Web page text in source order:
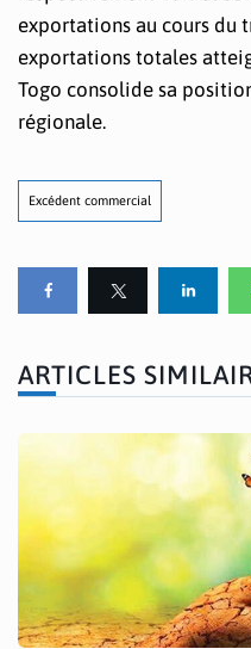
exportations au cours du
exportations totales
Togo consolide sa
régionale.
Excédent commercial
ARTICLES